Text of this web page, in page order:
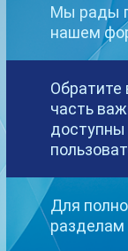
ПУБЛИКАЦИЙ
Мы рады
нашем
Обратите
часть
доступны
Для
разделам